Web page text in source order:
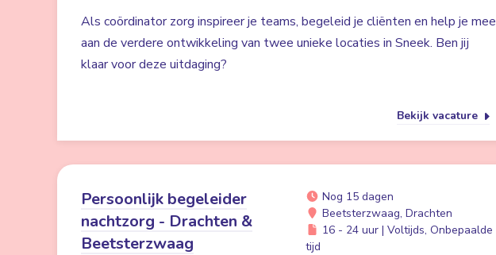
Als coördinator zorg inspireer je teams, begeleid je cliënten en help je mee
aan de verdere ontwikkeling van twee unieke locaties in Sneek. Ben jij
klaar voor deze uitdaging?
Bekijk vacature
Persoonlijk begeleider
nachtzorg - Drachten &
Beetsterzwaag
Nog 15 dagen
Beetsterzwaag, Drachten
16 - 24 uur | Voltijds, Onbepaalde
tijd